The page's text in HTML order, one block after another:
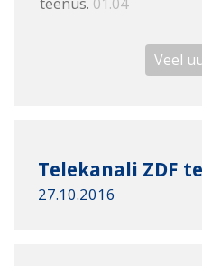
Veel
Telekanali ZDF
27.10.2016